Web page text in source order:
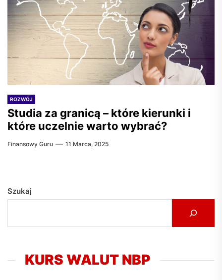
ROZWÓJ
Studia za granicą – które kierunki i
które uczelnie warto wybrać?
Finansowy Guru 11 Marca, 2025
Szukaj
KURS WALUT NBP